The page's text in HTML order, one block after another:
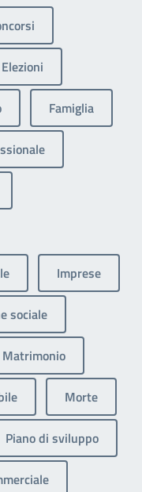
Elezioni
Famiglia
Imprese
sociale
Matrimonio
Morte
Piano di sviluppo